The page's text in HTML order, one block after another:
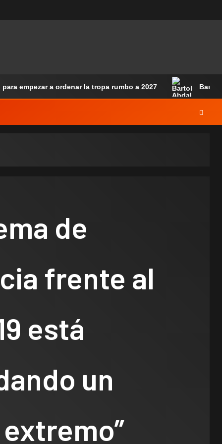
empezar a ordenar la tropa rumbo a 2027
de
frente al
está
un
Notas Destacadas
polìtica